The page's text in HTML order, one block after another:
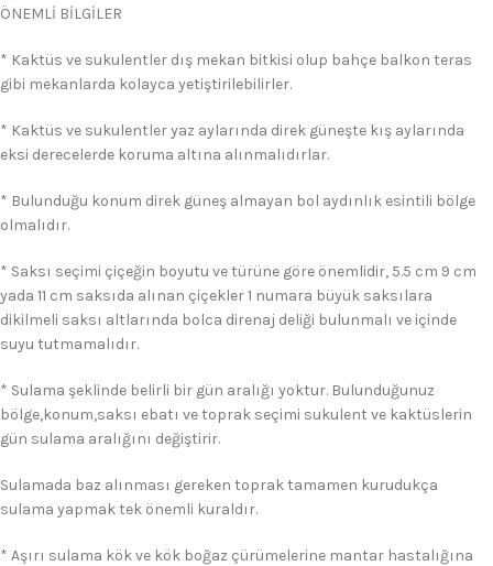
ÖNEMLİ BİLGİLER
* Kaktüs ve sukulentler dış mekan bitkisi olup bahçe balkon teras
gibi mekanlarda kolayca yetiştirilebilirler.
* Kaktüs ve sukulentler yaz aylarında direk güneşte kış aylarında
eksi derecelerde koruma altına alınmalıdırlar.
* Bulunduğu konum direk güneş almayan bol aydınlık esintili bölge
olmalıdır.
* Saksı seçimi çiçeğin boyutu ve türüne göre önemlidir, 5.5 cm 9 cm
yada 11 cm saksıda alınan çiçekler 1 numara büyük saksılara
dikilmeli saksı altlarında bolca direnaj deliği bulunmalı ve içinde
suyu tutmamalıdır.
* Sulama şeklinde belirli bir gün aralığı yoktur. Bulunduğunuz
bölge,konum,saksı ebatı ve toprak seçimi sukulent ve kaktüslerin
gün sulama aralığını değiştirir.
Sulamada baz alınması gereken toprak tamamen kurudukça
sulama yapmak tek önemli kuraldır.
* Aşırı sulama kök ve kök boğaz çürümelerine mantar hastalığına